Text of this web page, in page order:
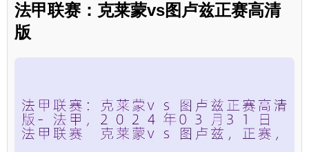
法甲联赛：克莱蒙vs图卢兹正赛高清
版